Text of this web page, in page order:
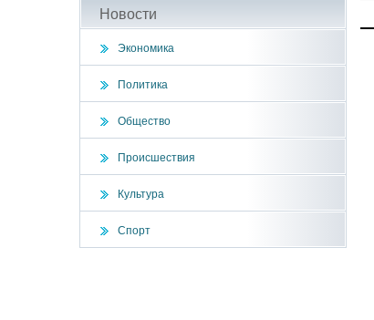
Новости
Экономика
Политика
Общество
Происшествия
Культура
Спорт